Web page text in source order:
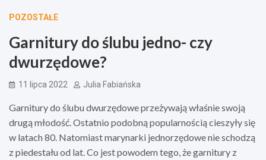
POZOSTAŁE
Garnitury do ślubu jedno- czy
dwurzędowe?
11 lipca 2022 Julia Fabiańska
Garnitury do ślubu dwurzędowe przeżywają właśnie swoją
drugą młodość. Ostatnio podobną popularnością cieszyły się
w latach 80. Natomiast marynarki jednorzędowe nie schodzą
z piedestału od lat. Co jest powodem tego, że garnitury z